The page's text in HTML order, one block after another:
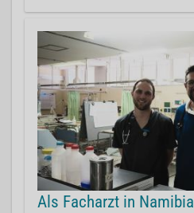
Als Facharzt in